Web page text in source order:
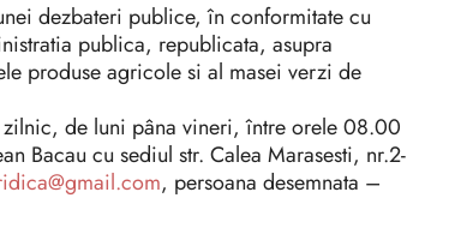
dezbateri publice, în conformitate cu
publica, republicata, asupra
produse agricole si al masei verzi de
de luni pâna vineri, între orele 08.00
Bacau cu sediul str. Calea Marasesti, nr.2-
, persoana desemnata –